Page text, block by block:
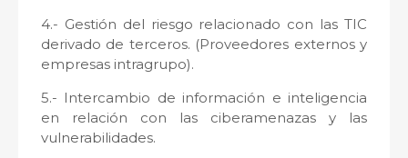
4.- Gestión del riesgo relacionado con las TIC
derivado de terceros. (Proveedores externos y
empresas intragrupo).
5.- Intercambio de información e inteligencia
en relación con las ciberamenazas y las
vulnerabilidades.